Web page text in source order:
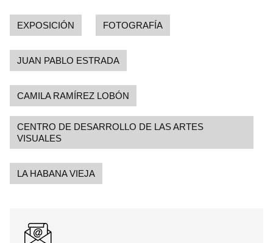
EXPOSICIÓN FOTOGRAFÍA
JUAN PABLO ESTRADA
CAMILA RAMÍREZ LOBÓN
CENTRO DE DESARROLLO DE LAS ARTES
VISUALES
LA HABANA VIEJA